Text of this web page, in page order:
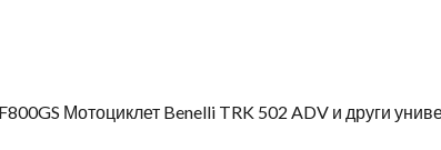
Мотоциклет Benelli TRK 502 ADV и други